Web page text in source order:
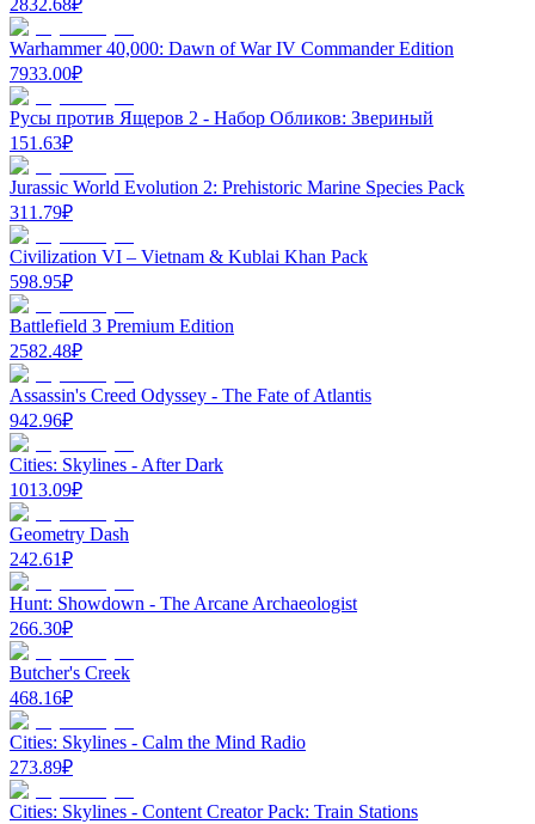
Warhammer 40,000: Dawn of War IV Commander Edition
7933.00₽
Русы против Ящеров 2 - Набор Обликов: Звериный
151.63₽
Jurassic World Evolution 2: Prehistoric Marine Species Pack
311.79₽
Civilization VI – Vietnam & Kublai Khan Pack
598.95₽
Battlefield 3 Premium Edition
2582.48₽
Assassin's Creed Odyssey - The Fate of Atlantis
942.96₽
Cities: Skylines - After Dark
1013.09₽
Geometry Dash
242.61₽
Hunt: Showdown - The Arcane Archaeologist
266.30₽
Butcher's Creek
468.16₽
Cities: Skylines - Calm the Mind Radio
273.89₽
Cities: Skylines - Content Creator Pack: Train Stations